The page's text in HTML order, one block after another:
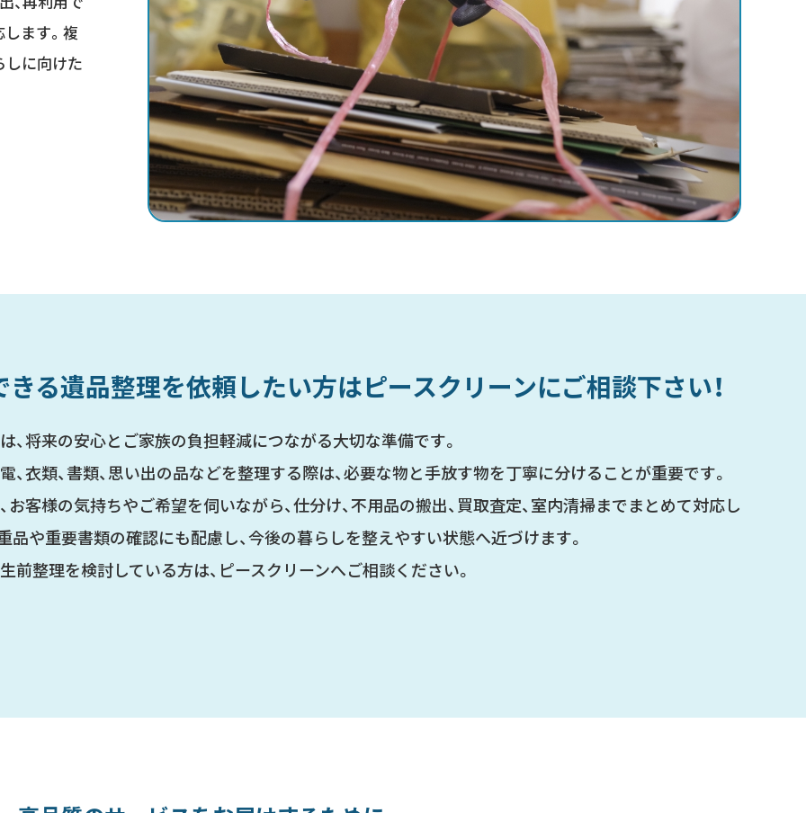
ます。複
しに向けた
きる遺品整理を依頼したい方はピースクリーンにご相談下さい！
、将来の安心とご家族の負担軽減につながる大切な準備です。
、衣類、書類、思い出の品などを整理する際は、必要な物と手放す物を丁寧に分けることが重要です。
お客様の気持ちやご希望を伺いながら、仕分け、不用品の搬出、買取査定、室内清掃までまとめて対応し
品や重要書類の確認にも配慮し、今後の暮らしを整えやすい状態へ近づけます。
前整理を検討している方は、ピースクリーンへご相談ください。